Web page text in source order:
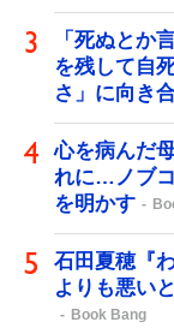
「死ぬとか
を残して自
さ」に向き
心を病んだ
れに…ノブ
を明かす
石田夏穂『
よりも悪い
Book Bang